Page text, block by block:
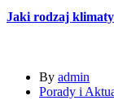
Jaki rodzaj
By admin
Porady i